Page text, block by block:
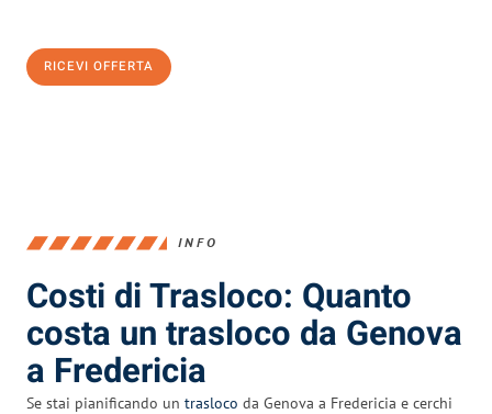
RICEVI OFFERTA
INFO
Costi di Trasloco: Quanto
costa un trasloco da Genova
a Fredericia
Se stai pianificando un trasloco da Genova a Fredericia e cerchi